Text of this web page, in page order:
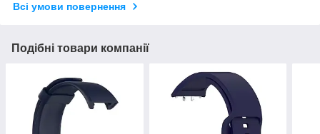
Всі умови повернення
Подібні товари компанії